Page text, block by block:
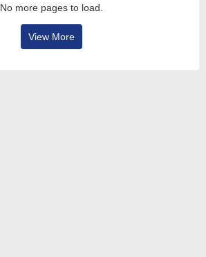
No more pages to load.
View More